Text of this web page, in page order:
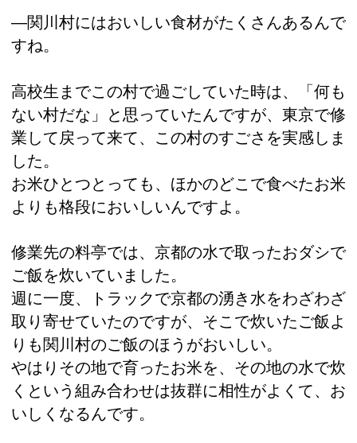
―関川村にはおいしい食材がたくさんあるんで
すね。
高校生までこの村で過ごしていた時は、「何も
ない村だな」と思っていたんですが、東京で修
業して戻って来て、この村のすごさを実感しま
した。
お米ひとつとっても、ほかのどこで食べたお米
よりも格段においしいんですよ。
修業先の料亭では、京都の水で取ったおダシで
ご飯を炊いていました。
週に一度、トラックで京都の湧き水をわざわざ
取り寄せていたのですが、そこで炊いたご飯よ
りも関川村のご飯のほうがおいしい。
やはりその地で育ったお米を、その地の水で炊
くという組み合わせは抜群に相性がよくて、お
いしくなるんです。